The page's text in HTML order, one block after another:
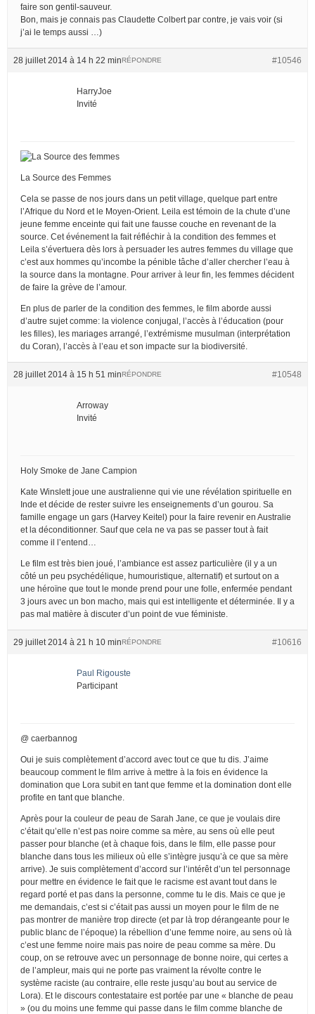
faire son gentil-sauveur.
Bon, mais je connais pas Claudette Colbert par contre, je vais voir (si
j’ai le temps aussi …)
28 juillet 2014 à 14 h 22 min #10546
RÉPONDRE
HarryJoe
Invité
La Source des Femmes
Cela se passe de nos jours dans un petit village, quelque part entre
l’Afrique du Nord et le Moyen-Orient. Leila est témoin de la chute d’une
jeune femme enceinte qui fait une fausse couche en revenant de la
source. Cet événement la fait réfléchir à la condition des femmes et
Leila s’évertuera dès lors à persuader les autres femmes du village que
c’est aux hommes qu’incombe la pénible tâche d’aller chercher l’eau à
la source dans la montagne. Pour arriver à leur fin, les femmes décident
de faire la grève de l’amour.
En plus de parler de la condition des femmes, le film aborde aussi
d’autre sujet comme: la violence conjugal, l’accès à l’éducation (pour
les filles), les mariages arrangé, l’extrémisme musulman (interprétation
du Coran), l’accès à l’eau et son impacte sur la biodiversité.
28 juillet 2014 à 15 h 51 min #10548
RÉPONDRE
Arroway
Invité
Holy Smoke de Jane Campion
Kate Winslett joue une australienne qui vie une révélation spirituelle en
Inde et décide de rester suivre les enseignements d’un gourou. Sa
famille engage un gars (Harvey Keitel) pour la faire revenir en Australie
et la déconditionner. Sauf que cela ne va pas se passer tout à fait
comme il l’entend…
Le film est très bien joué, l’ambiance est assez particulière (il y a un
côté un peu psychédélique, humouristique, alternatif) et surtout on a
une héroïne que tout le monde prend pour une folle, enfermée pendant
3 jours avec un bon macho, mais qui est intelligente et déterminée. Il y a
pas mal matière à discuter d’un point de vue féministe.
29 juillet 2014 à 21 h 10 min #10616
RÉPONDRE
Paul Rigouste
Participant
@ caerbannog
Oui je suis complètement d’accord avec tout ce que tu dis. J’aime
beaucoup comment le film arrive à mettre à la fois en évidence la
domination que Lora subit en tant que femme et la domination dont elle
profite en tant que blanche.
Après pour la couleur de peau de Sarah Jane, ce que je voulais dire
c’était qu’elle n’est pas noire comme sa mère, au sens où elle peut
passer pour blanche (et à chaque fois, dans le film, elle passe pour
blanche dans tous les milieux où elle s’intègre jusqu’à ce que sa mère
arrive). Je suis complètement d’accord sur l’intérêt d’un tel personnage
pour mettre en évidence le fait que le racisme est avant tout dans le
regard porté et pas dans la personne, comme tu le dis. Mais ce que je
me demandais, c’est si c’était pas aussi un moyen pour le film de ne
pas montrer de manière trop directe (et par là trop dérangeante pour le
public blanc de l’époque) la rébellion d’une femme noire, au sens où là
c’est une femme noire mais pas noire de peau comme sa mère. Du
coup, on se retrouve avec un personnage de bonne noire, qui certes a
de l’ampleur, mais qui ne porte pas vraiment la révolte contre le
système raciste (au contraire, elle reste jusqu’au bout au service de
Lora). Et le discours contestataire est portée par une « blanche de peau
» (ou du moins une femme qui passe dans le film comme blanche de